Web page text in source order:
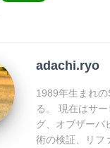
o
k
adachi.ryo
1989年生まれ
る。 現在はサ
グ、オブザーバ
術の検証、リフ